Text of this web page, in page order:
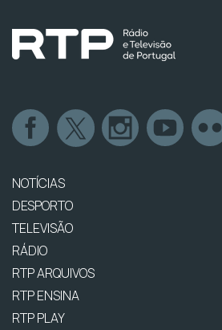
NOTÍCIAS
DESPORTO
TELEVISÃO
RÁDIO
RTP ARQUIVOS
RTP ENSINA
RTP PLAY